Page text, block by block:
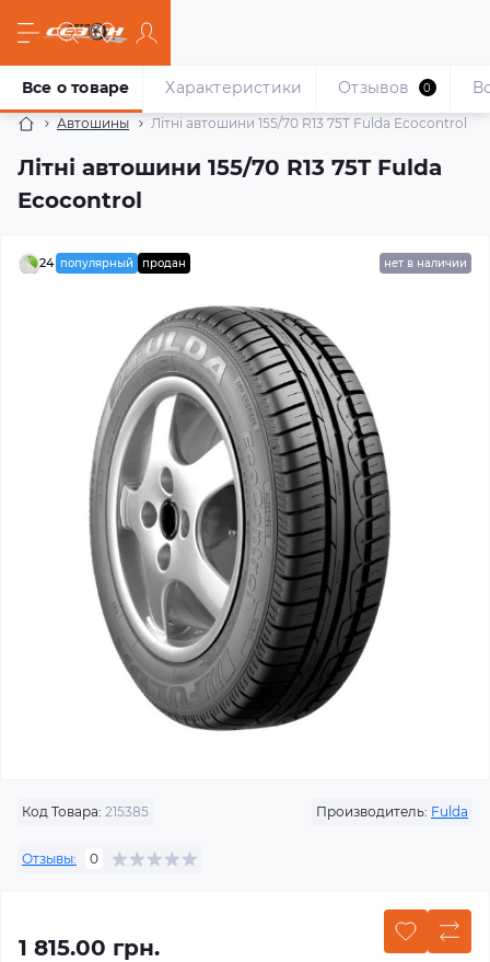
Автошины Літні автошини 155/70 R13 75T Fulda Ecocontrol
Літні автошини 155/70 R13 75T Fulda
Ecocontrol
Все о товаре Характеристики Отзывов 0
24 популярный продан нет в наличии
Код Товара: 215385 Производитель: Fulda
Отзывы: 0
1 815.00 грн.